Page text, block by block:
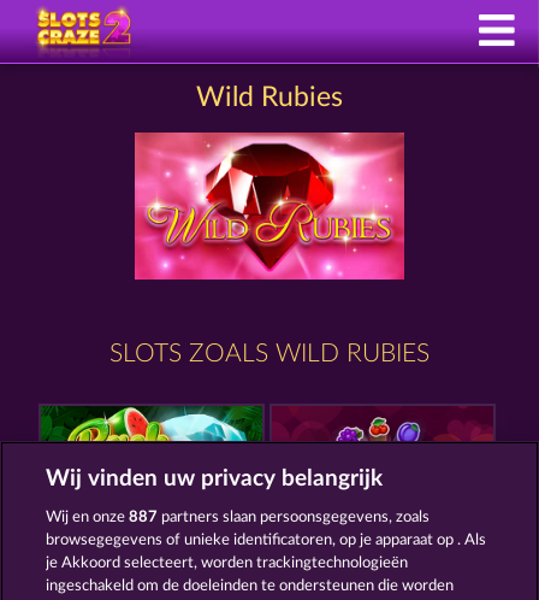
Wild Rubies
SLOTS ZOALS WILD RUBIES
BACK TO THE FRUITS FRUIT LOVE
Wij vinden uw privacy belangrijk
Wij en onze887 partners slaan persoonsgegevens, zoals
browsegegevens of unieke identificatoren, op je apparaat op . Als
je Akkoord selecteert, worden trackingtechnologieën
ingeschakeld om de doeleinden te ondersteunen die worden